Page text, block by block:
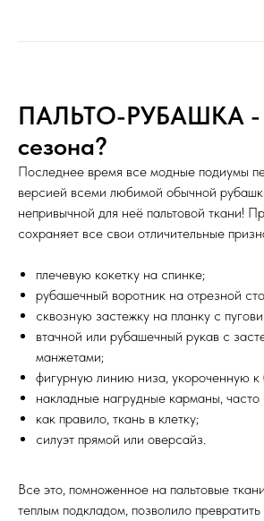
ПАЛЬТО-РУБАШКА -
сезона?
Последнее время все модные подиумы
версией всеми любимой обычной
непривычной для неё пальтовой ткани!
сохраняет все свои отличительные
плечевую кокетку на спинке;
рубашечный воротник на отрезной
сквозную застежку на планку с
втачной или рубашечный рукав с
манжетами;
фигурную линию низа, укороченную к
накладные нагрудные карманы, часто
как правило, ткань в клетку;
силуэт прямой или оверсайз.
Все это, помноженное на пальтовые
теплым подкладом, позволило